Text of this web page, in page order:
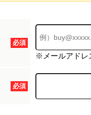
必須
※メールアドレ
必須